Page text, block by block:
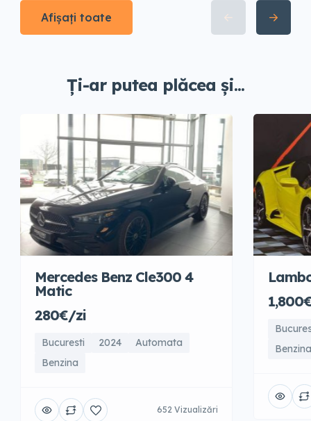
Afișați toate
Ți-ar putea plăcea și...
Mercedes Benz Cle300 4
Matic
280€/zi
Bucuresti 2024
Automata
Benzina
652 Vizualizări
Benzina